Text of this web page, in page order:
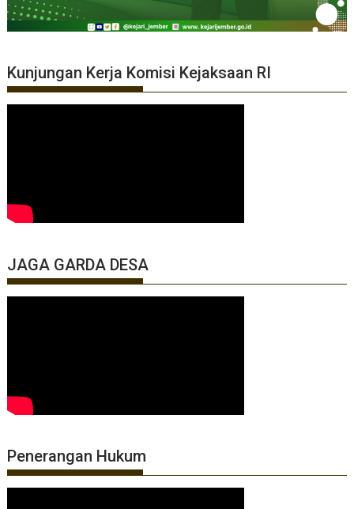
Kunjungan Kerja Komisi Kejaksaan RI
JAGA GARDA DESA
Penerangan Hukum